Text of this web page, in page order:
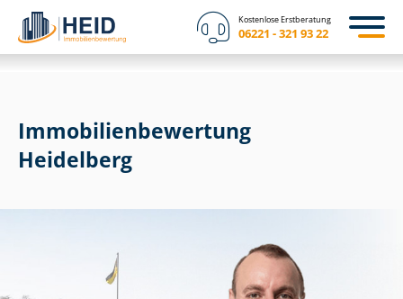
Kostenlose Erstberatung
06221 - 321 93 22
Immobilien­bewertung
Heidelberg